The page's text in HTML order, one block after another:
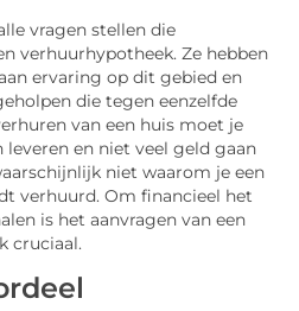
vragen stellen die
verhuurhypotheek. Ze hebben
ervaring op dit gebied en
die tegen eenzelfde
van een huis moet je
en niet veel geld gaan
niet waarom je een
verhuurd. Om financieel het
is het aanvragen van een
cruciaal.